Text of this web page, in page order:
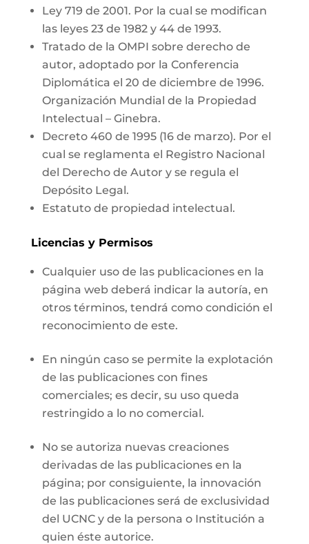
Ley 719 de 2001. Por la cual se modifican
las leyes 23 de 1982 y 44 de 1993.
Tratado de la OMPI sobre derecho de
autor, adoptado por la Conferencia
Diplomática el 20 de diciembre de 1996.
Organización Mundial de la Propiedad
Intelectual – Ginebra.
Decreto 460 de 1995 (16 de marzo). Por el
cual se reglamenta el Registro Nacional
del Derecho de Autor y se regula el
Depósito Legal.
Estatuto de propiedad intelectual.
Licencias y Permisos
Cualquier uso de las publicaciones en la
página web deberá indicar la autoría, en
otros términos, tendrá como condición el
reconocimiento de este.
En ningún caso se permite la explotación
de las publicaciones con fines
comerciales; es decir, su uso queda
restringido a lo no comercial.
No se autoriza nuevas creaciones
derivadas de las publicaciones en la
página; por consiguiente, la innovación
de las publicaciones será de exclusividad
del UCNC y de la persona o Institución a
quien éste autorice.